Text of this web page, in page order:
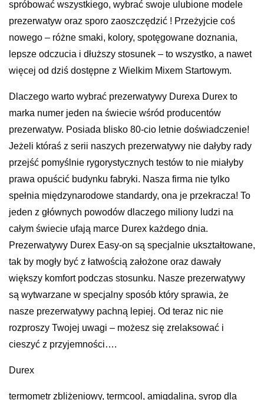
spróbować wszystkiego, wybrać swoje ulubione modele
prezerwatyw oraz sporo zaoszczędzić ! Przeżyjcie coś
nowego – różne smaki, kolory, spotęgowane doznania,
lepsze odczucia i dłuższy stosunek – to wszystko, a nawet
więcej od dziś dostępne z Wielkim Mixem Startowym.
Dlaczego warto wybrać prezerwatywy Durexa Durex to
marka numer jeden na świecie wśród producentów
prezerwatyw. Posiada blisko 80-cio letnie doświadczenie!
Jeżeli któraś z serii naszych prezerwatywy nie dałyby rady
przejść pomyślnie rygorystycznych testów to nie miałyby
prawa opuścić budynku fabryki. Nasza firma nie tylko
spełnia międzynarodowe standardy, ona je przekracza! To
jeden z głównych powodów dlaczego miliony ludzi na
całym świecie ufają marce Durex każdego dnia.
Prezerwatywy Durex Easy-on są specjalnie ukształtowane,
tak by mogły być z łatwością założone oraz dawały
większy komfort podczas stosunku. Nasze prezerwatywy
są wytwarzane w specjalny sposób który sprawia, że
nasze prezerwatywy pachną lepiej. Od teraz nic nie
rozproszy Twojej uwagi – możesz się zrelaksować i
cieszyć z przyjemności….
Durex
termometr zbliżeniowy, termcool, amigdalina, syrop dla